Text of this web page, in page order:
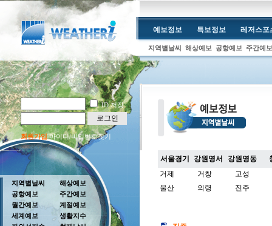
ID 저장
로그인
회원가입아이디/비밀번호찾기
예보정보 특보정보 레저스포
지역별날씨 해상예보 공항예보 주간예보
지역별날씨
공항예보
월간예보
세계예보
해상예보
주간예보
계절예보
생활지수
서울경기 강원영서 강원영동
거제
거창
고성
울산
의령 진주